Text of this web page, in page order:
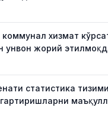
хизмат
унвон жорий
статистика